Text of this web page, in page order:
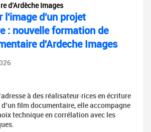
d'Ardèche Images
l'image d'un projet
: nouvelle formation de
d'Ardeche Images
à des réalisateur·rices en écriture
film documentaire, elle accompagne
technique en corrélation avec les